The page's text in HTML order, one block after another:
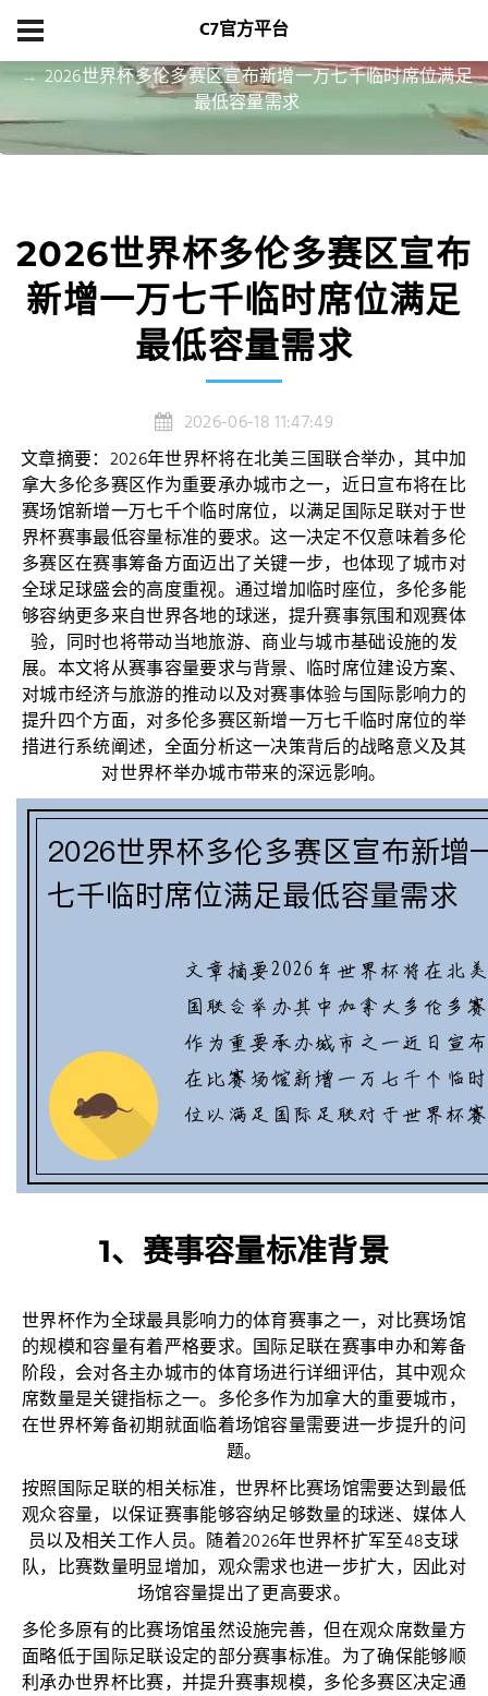
C7官方平台
2026世界杯多伦多赛区宣布新增一万七千临时席位满足
最低容量需求
2026世界杯多伦多赛区宣布
新增一万七千临时席位满足
最低容量需求
2026-06-18 11:47:49
文章摘要：2026年世界杯将在北美三国联合举办，其中加
拿大多伦多赛区作为重要承办城市之一，近日宣布将在比
赛场馆新增一万七千个临时席位，以满足国际足联对于世
界杯赛事最低容量标准的要求。这一决定不仅意味着多伦
多赛区在赛事筹备方面迈出了关键一步，也体现了城市对
全球足球盛会的高度重视。通过增加临时座位，多伦多能
够容纳更多来自世界各地的球迷，提升赛事氛围和观赛体
验，同时也将带动当地旅游、商业与城市基础设施的发
展。本文将从赛事容量要求与背景、临时席位建设方案、
对城市经济与旅游的推动以及对赛事体验与国际影响力的
提升四个方面，对多伦多赛区新增一万七千临时席位的举
措进行系统阐述，全面分析这一决策背后的战略意义及其
对世界杯举办城市带来的深远影响。
1、赛事容量标准背景
世界杯作为全球最具影响力的体育赛事之一，对比赛场馆
的规模和容量有着严格要求。国际足联在赛事申办和筹备
阶段，会对各主办城市的体育场进行详细评估，其中观众
席数量是关键指标之一。多伦多作为加拿大的重要城市，
在世界杯筹备初期就面临着场馆容量需要进一步提升的问
题。
按照国际足联的相关标准，世界杯比赛场馆需要达到最低
观众容量，以保证赛事能够容纳足够数量的球迷、媒体人
员以及相关工作人员。随着2026年世界杯扩军至48支球
队，比赛数量明显增加，观众需求也进一步扩大，因此对
场馆容量提出了更高要求。
多伦多原有的比赛场馆虽然设施完善，但在观众席数量方
面略低于国际足联设定的部分赛事标准。为了确保能够顺
利承办世界杯比赛，并提升赛事规模，多伦多赛区决定通